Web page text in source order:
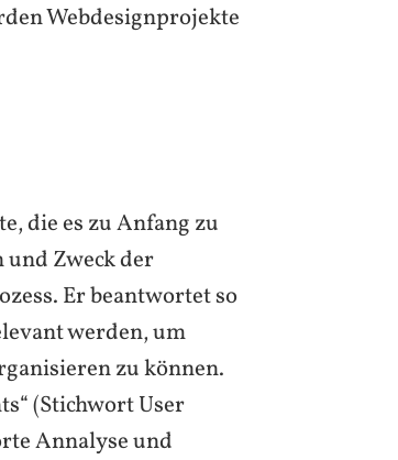
Webdesignprojekte
die es zu Anfang zu
Zweck der
Er beantwortet so
werden, um
zu können.
(Stichwort User
Annalyse und